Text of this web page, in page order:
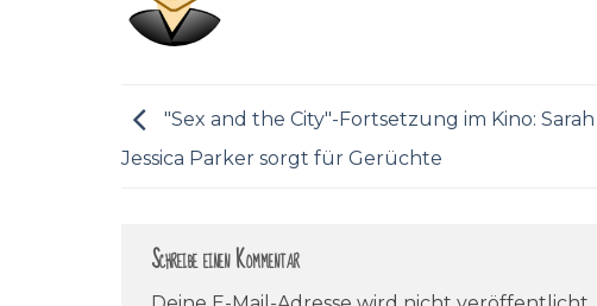
"Sex and the City"-Fortsetzung im Kino: Sarah
Jessica Parker sorgt für Gerüchte
Schreibe einen Kommentar